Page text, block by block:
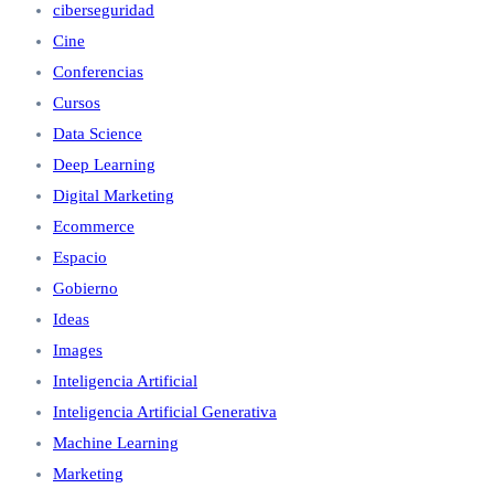
ciberseguridad
Cine
Conferencias
Cursos
Data Science
Deep Learning
Digital Marketing
Ecommerce
Espacio
Gobierno
Ideas
Images
Inteligencia Artificial
Inteligencia Artificial Generativa
Machine Learning
Marketing